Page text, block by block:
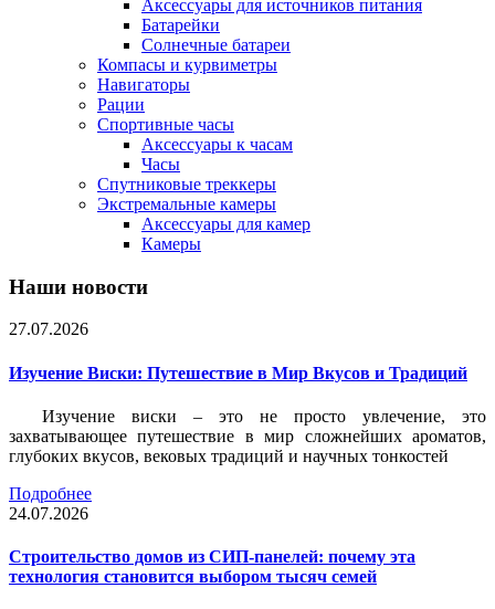
Аксессуары для источников питания
Батарейки
Солнечные батареи
Компасы и курвиметры
Навигаторы
Рации
Спортивные часы
Аксессуары к часам
Часы
Спутниковые треккеры
Экстремальные камеры
Аксессуары для камер
Камеры
Наши новости
27.07.2026
Изучение Виски: Путешествие в Мир Вкусов и Традиций
Изучение виски – это не просто увлечение, это
захватывающее путешествие в мир сложнейших ароматов,
глубоких вкусов, вековых традиций и научных тонкостей
Подробнее
24.07.2026
Строительство домов из СИП-панелей: почему эта
технология становится выбором тысяч семей